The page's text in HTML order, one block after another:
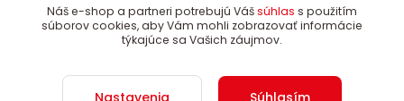
eventovým agentúram a rekreačným strediskám
bezpečné, certifikované (EN 14960) a na mieru šité riešenia
Náš e-shop a partneri potrebujú Vášsúhlas s použitím
súborov cookies, aby Vám mohli zobrazovať informácie
týkajúce sa Vašich záujmov.
Nastavenia Súhlasím